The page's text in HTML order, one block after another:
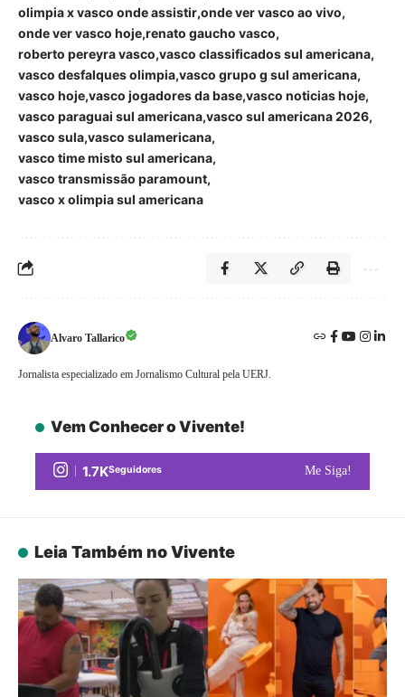
olimpia x vasco onde assistir onde ver vasco ao vivo
onde ver vasco hoje renato gaucho vasco
roberto pereyra vasco vasco classificados sul americana
vasco desfalques olimpia vasco grupo g sul americana
vasco hoje vasco jogadores da base vasco noticias hoje
vasco paraguai sul americana vasco sul americana 2026
vasco sula vasco sulamericana
vasco time misto sul americana
vasco transmissão paramount
vasco x olimpia sul americana
Alvaro Tallarico
Jornalista especializado em Jornalismo Cultural pela UERJ.
Vem Conhecer o Vivente!
1.7KSeguidores Me Siga!
Leia Também no Vivente